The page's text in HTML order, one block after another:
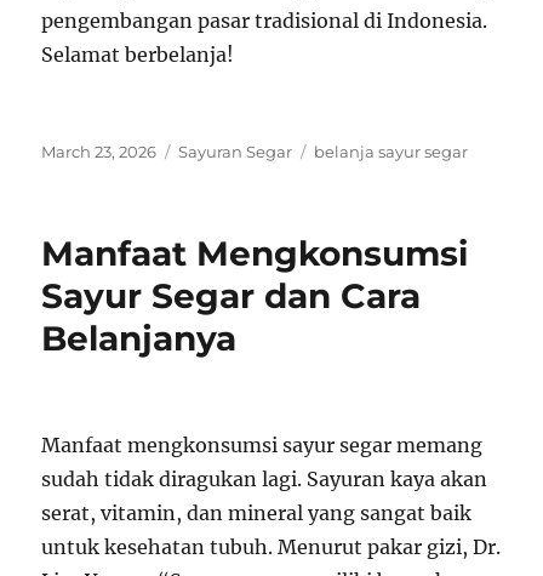
pengembangan pasar tradisional di Indonesia.
Selamat berbelanja!
Posted
March 23, 2026 Categories
Sayuran Segar Tags
belanja sayur segar
Manfaat Mengkonsumsi
Sayur Segar dan Cara
Belanjanya
Manfaat mengkonsumsi sayur segar memang
sudah tidak diragukan lagi. Sayuran kaya akan
serat, vitamin, dan mineral yang sangat baik
untuk kesehatan tubuh. Menurut pakar gizi, Dr.